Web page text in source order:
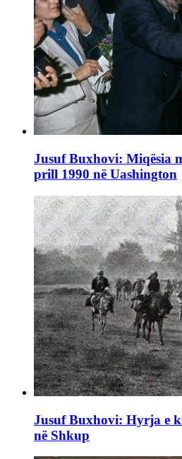
Jusuf Buxhovi: Miqësia
prill 1990 në Uashington
Jusuf Buxhovi: Hyrja e
në Shkup